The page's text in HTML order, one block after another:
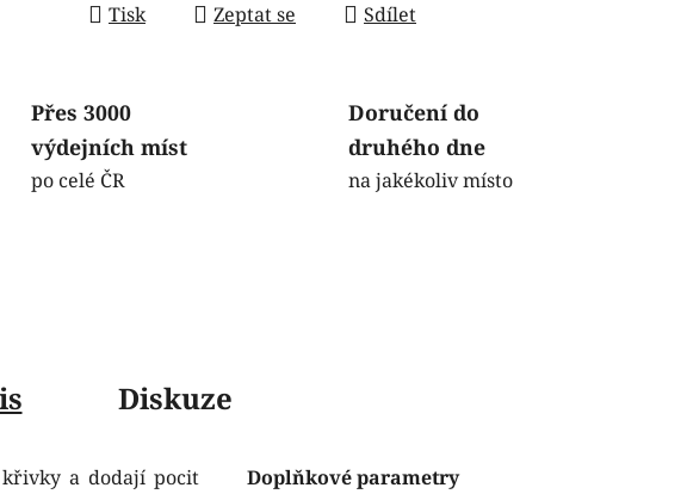
Tisk Zeptat se Sdílet
Přes 3000
výdejních míst
po celé ČR
Doručení do
druhého dne
na jakékoliv místo
Diskuze
křivky a dodají pocit
Doplňkové parametry